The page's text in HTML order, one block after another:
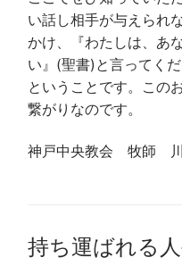
い話し相手が与えられ
かけ、『わたしは、あ
い』(聖書)と言ってく
ということです。この
繋がりなのです。
神戸中央教会 牧師
持ち運ばれる